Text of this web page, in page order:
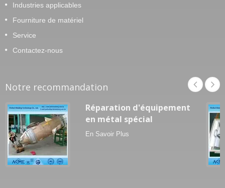
Industries applicables
Fourniture de matériel
Service
Contactez-nous
Notre recommandation
Réparation d'équipement
en métal spécial
En Savoir Plus